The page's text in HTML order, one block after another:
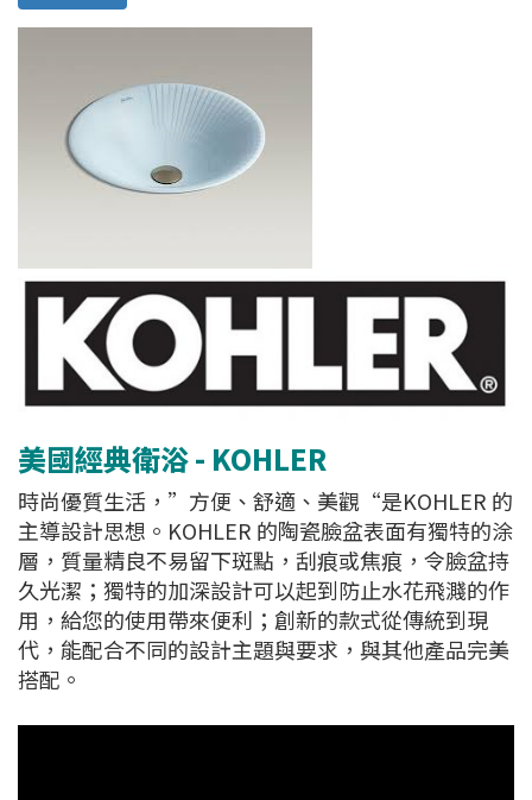
美國經典衛浴 - KOHLER
時尚優質生活，”方便、舒適、美觀“是KOHLER 的
主導設計思想。KOHLER 的陶瓷臉盆表面有獨特的涂
層，質量精良不易留下斑點，刮痕或焦痕，令臉盆持
久光潔；獨特的加深設計可以起到防止水花飛濺的作
用，給您的使用帶來便利；創新的款式從傳統到現
代，能配合不同的設計主題與要求，與其他產品完美
搭配。